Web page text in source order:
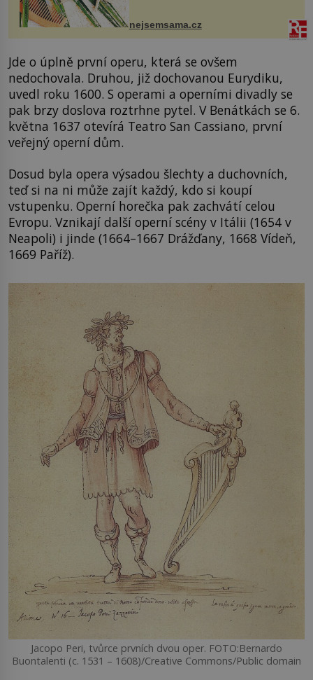
vlasy. ...
nejsemsama.cz
Jde o úplně první operu, která se ovšem
nedochovala. Druhou, již dochovanou Eurydiku,
uvedl roku 1600. S operami a operními divadly se
pak brzy doslova roztrhne pytel. V Benátkách se 6.
května 1637 otevírá Teatro San Cassiano, první
veřejný operní dům.
Dosud byla opera výsadou šlechty a duchovních,
teď si na ni může zajít každý, kdo si koupí
vstupenku. Operní horečka pak zachvátí celou
Evropu. Vznikají další operní scény v Itálii (1654 v
Neapoli) i jinde (1664–1667 Drážďany, 1668 Vídeň,
1669 Paříž).
Jacopo Peri, tvůrce prvních dvou oper. FOTO:Bernardo
Buontalenti (c. 1531 – 1608)/Creative Commons/Public domain